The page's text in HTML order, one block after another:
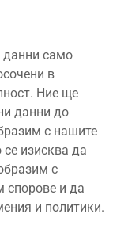
данни само
в
Ние ще
данни до
с нашите
изисква да
с
спорове и да
и политики.